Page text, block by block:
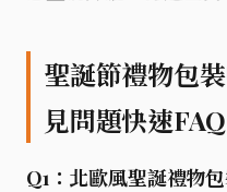
聖誕節禮物包
見問題快速FAQ
Q1：北歐風聖誕禮物